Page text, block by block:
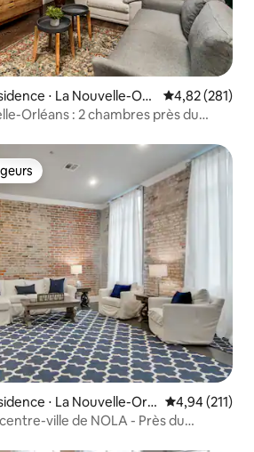
⋅ La Nouvelle-Orl
Évaluation
4,82 (281)
Orléans : 2 chambres près du
⋅ La Nouvelle-Orlé Évaluation
4,94 (211)
ville de NOLA - Près du